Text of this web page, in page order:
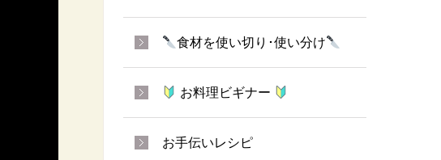
食材を使い切り･使い分け
お料理ビギナー
お手伝いレシピ